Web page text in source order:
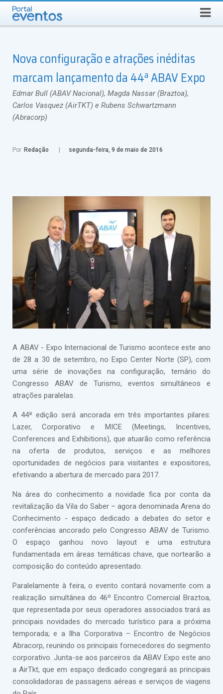
SEXTA-FEIRA, 7 DE AGOSTO DE 2026 Busca
Nova configuração e atrações inéditas
marcam lançamento da 44ª ABAV Expo
Edmar Bull (ABAV Nacional), Magda Nassar (Braztoa),
Carlos Vasquez (AirTKT) e Rubens Schwartzmann
(Abracorp)
Por Redação segunda-feira, 9 de maio de 2016
A ABAV - Expo Internacional de Turismo acontece este ano
de 28 a 30 de setembro, no Expo Center Norte (SP), com
uma série de inovações na configuração, temário do
Congresso ABAV de Turismo, eventos simultâneos e
atrações paralelas.
A 44ª edição será ancorada em três importantes pilares:
Lazer, Corporativo e MICE (Meetings, Incentives,
Conferences and Exhibitions), que atuarão como referência
na oferta de produtos, serviços e as melhores
oportunidades de negócios para visitantes e expositores,
efetivando a abertura de mercado para 2017.
Na área do conhecimento a novidade fica por conta da
revitalização da Vila do Saber – agora denominada Arena do
Conhecimento - espaço dedicado a debates do setor e
conferências ancorado pelo Congresso ABAV de Turismo.
O espaço ganhou novo layout e uma estrutura
fundamentada em áreas temáticas chave, que nortearão a
composição do conteúdo apresentado.
Paralelamente à feira, o evento contará novamente com a
realização simultânea do 46º Encontro Comercial Braztoa,
que representada por seus operadores associados trará as
principais novidades do mercado turístico para a próxima
temporada; e a Ilha Corporativa – Encontro de Negócios
Abracorp, reunindo os principais fornecedores do segmento
corporativo. Junta-se aos parceiros da ABAV Expo este ano
a AirTkt, que em espaço dedicado congregará as principais
consolidadoras de passagens aéreas e serviços de viagens